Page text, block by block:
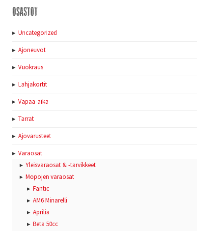
Osastot
Uncategorized
Ajoneuvot
Vuokraus
Lahjakortit
Vapaa-aika
Tarrat
Ajovarusteet
Varaosat
Yleisvaraosat & -tarvikkeet
Mopojen varaosat
Fantic
AM6 Minarelli
Aprilia
Beta 50cc